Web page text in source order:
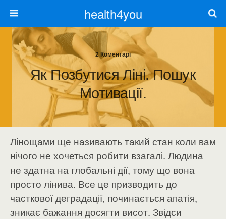
health4you
2 Коментарі
Як Позбутися Ліні. Пошук
Мотивації.
Лінощами ще називають такий стан коли вам
нічого не хочеться робити взагалі. Людина
не здатна на глобальні дії, тому що вона
просто лінива. Все це призводить до
часткової деградації, починається апатія,
зникає бажання досягти висот. Звідси